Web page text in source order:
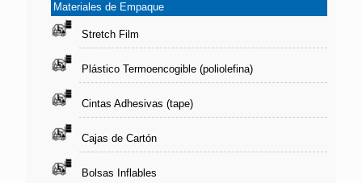
Materiales de Empaque
Stretch Film
Plástico Termoencogible (poliolefina)
Cintas Adhesivas (tape)
Cajas de Cartón
Bolsas Inflables